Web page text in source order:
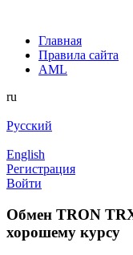
Главная
Правила сайта
AML
ru
Русский
English
Регистрация
Войти
Обмен TRON
хорошему курсу